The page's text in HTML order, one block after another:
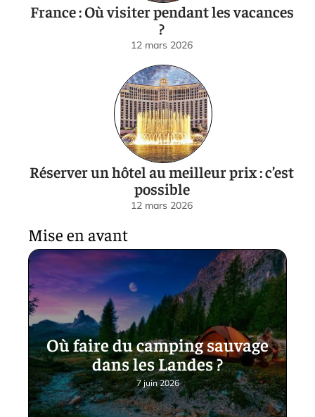
France : Où visiter pendant les vacances
?
12 mars 2026
Réserver un hôtel au meilleur prix : c’est
possible
12 mars 2026
Mise en avant
Où faire du camping sauvage
dans les Landes ?
7 juin 2026